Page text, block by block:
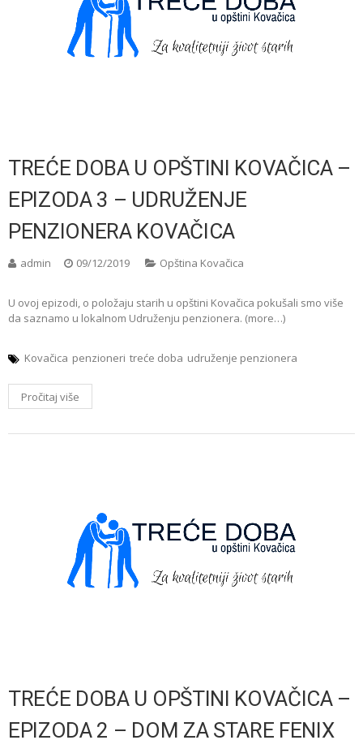
TREĆE DOBA U OPŠTINI KOVAČICA –
EPIZODA 3 – UDRUŽENJE
PENZIONERA KOVAČICA
admin 09/12/2019 Opština Kovačica
U ovoj epizodi, o položaju starih u opštini Kovačica pokušali smo više
da saznamo u lokalnom Udruženju penzionera. (more…)
Kovačica penzioneri treće doba udruženje penzionera
Pročitaj više
TREĆE DOBA U OPŠTINI KOVAČICA –
EPIZODA 2 – DOM ZA STARE FENIX